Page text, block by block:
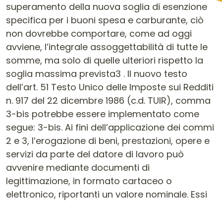
superamento della nuova soglia di esenzione
specifica per i buoni spesa e carburante, ciò
non dovrebbe comportare, come ad oggi
avviene, l’integrale assoggettabilità di tutte le
somme, ma solo di quelle ulteriori rispetto la
soglia massima prevista3 . Il nuovo testo
dell’art. 51 Testo Unico delle Imposte sui Redditi
n. 917 del 22 dicembre 1986 (c.d. TUIR), comma
3-bis potrebbe essere implementato come
segue: 3-bis. Ai fini dell’applicazione dei commi
2 e 3, l’erogazione di beni, prestazioni, opere e
servizi da parte del datore di lavoro può
avvenire mediante documenti di
legittimazione, in formato cartaceo o
elettronico, riportanti un valore nominale. Essi